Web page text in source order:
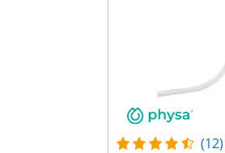
(12)